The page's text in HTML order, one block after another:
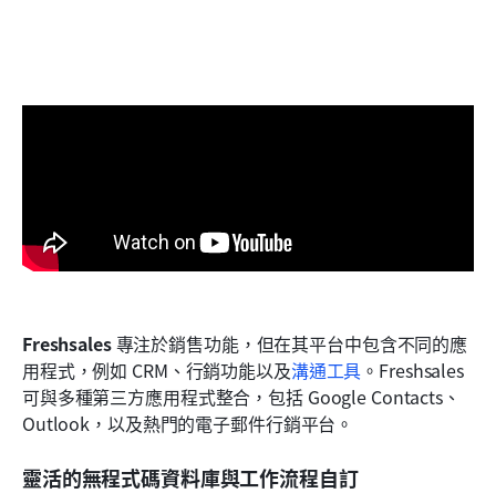
Freshsales 專注於銷售功能，但在其平台中包含不同的應
用程式，例如 CRM、行銷功能以及溝通工具 。Freshsales
可與多種第三方應用程式整合，包括 Google Contacts、
Outlook，以及熱門的電子郵件行銷平台。
靈活的無程式碼資料庫與工作流程自訂